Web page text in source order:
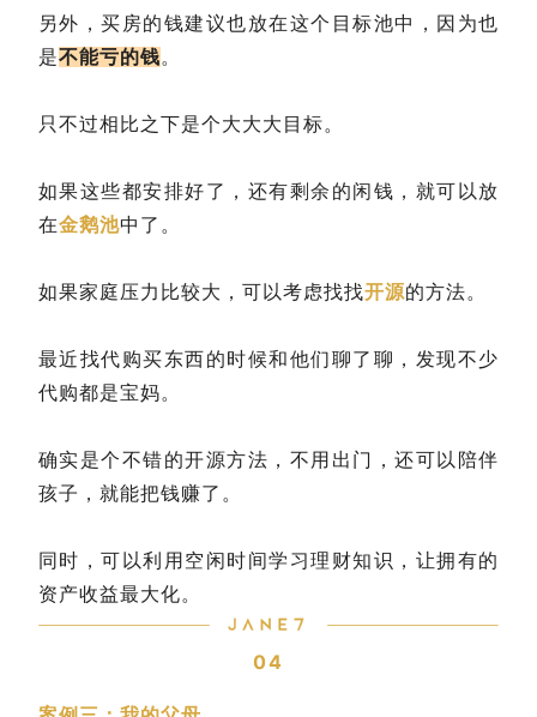
另外，买房的钱建议也放在这个目标池中，因为也
是不能亏的钱。
只不过相比之下是个大大大目标。
如果这些都安排好了，还有剩余的闲钱，就可以放
在金鹅池中了。
如果家庭压力比较大，可以考虑找找开源的方法。
最近找代购买东西的时候和他们聊了聊，发现不少
代购都是宝妈。
确实是个不错的开源方法，不用出门，还可以陪伴
孩子，就能把钱赚了。
同时，可以利用空闲时间学习理财知识，让拥有的
资产收益最大化。
04